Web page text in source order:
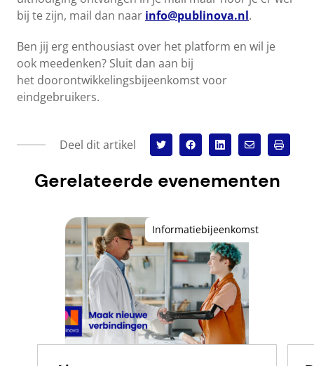
bij te zijn, mail dan naar info@publinova.nl.
Ben jij erg enthousiast over het platform en wil je
ook meedenken? Sluit dan aan bij
het doorontwikkelingsbijeenkomst voor
eindgebruikers.
Deel dit artikel
Gerelateerde evenementen
Informatiebijeenkomst